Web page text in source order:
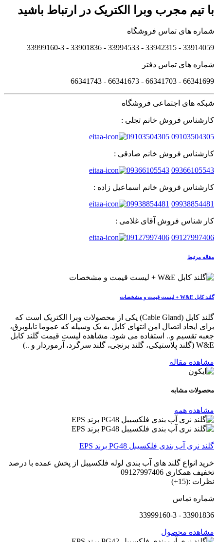
با تیم مجرب وبرا الکتریک در ارتباط باشید
شماره های تماس فروشگاه
33914059 - 33942315 - 33994533 - 33901836 - 33999160-3 ​
شماره های تماس دفتر
66341699 - 66341703 - 66341673 - 66341743
شبکه های اجتماعی فروشگاه
کارشناس فروش خانم تجلی :
09103504305
09103504305
کارشناس فروش خانم صادقی :
09366105543
09366105543
کارشناس فروش خانم اسماعیل زاده :
09938854481
09938854481
کار شناس فروش آقای غلامی :
09127997406
09127997406
مقاله مرتبط
گلند کابل W&E + لیست قیمت و مشخصات
گلند کابل (Cable Gland) یکی از محصولات وبرا الکتریک است که
برای ایجاد اتصال امن انتهای کابل به یک وسیله که عموما تابلوبرق،
جعبه تقسیم و.. استفاده می شود. مشاهده لیست قیمت گلند کابل
W&E (گلند پلاستیکی، گلند برنجی، گلند سرگرد، آرموردار و ..)
مشاهده مقاله
محصولات مشابه
مشاهده همه
گلند نری آب بندی فلکسیبل PG48 برند EPS
خرید انواع گلند های آب بندی لوله فلکسیبل از پخش عمده با درصد
تخفیف همکاری 09127997406
نظرات :(15+)
شماره تماس
33901836 - 33999160-3
مشاهده محصول